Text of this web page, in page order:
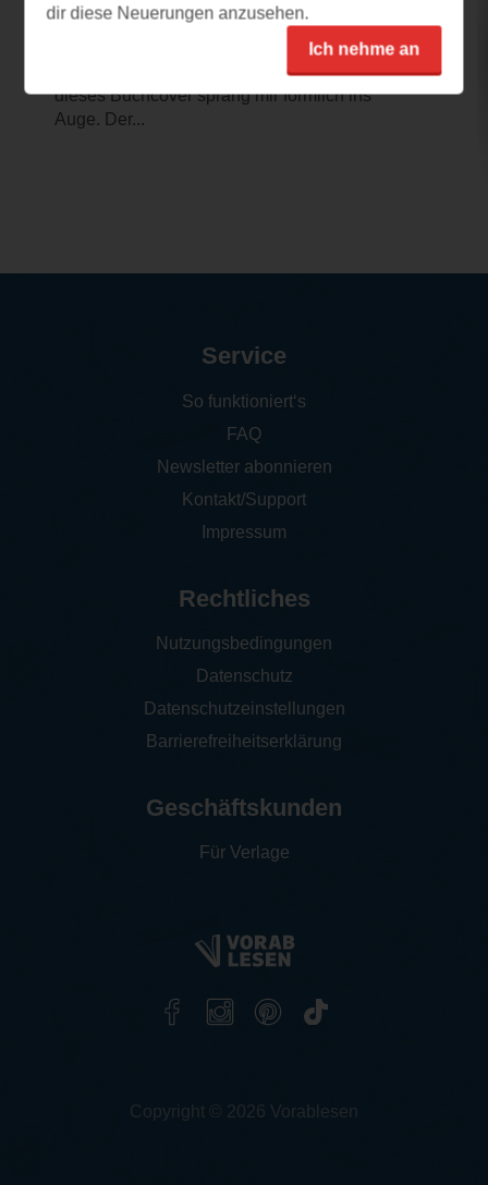
30.01.2023 – 12:11
Vielversprechend und großartig
Ich liebe schöne und besondere Cover und
dieses Buchcover sprang mir förmlich ins
Auge. Der...
dir diese Neuerungen anzusehen.
Ich nehme an
Service
So funktioniert‘s
FAQ
Newsletter abonnieren
Kontakt/Support
Impressum
Rechtliches
Nutzungsbedingungen
Datenschutz
Datenschutzeinstellungen
Barrierefreiheitserklärung
Geschäftskunden
Für Verlage
Copyright © 2026 Vorablesen